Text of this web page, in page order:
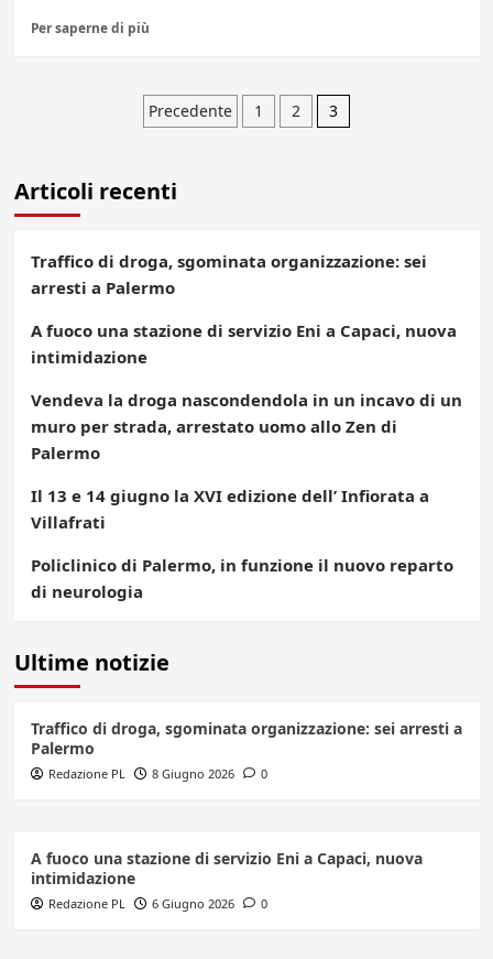
Per saperne di più
Paginazione
articoli
Precedente 1 2 3
Articoli recenti
Traffico di droga, sgominata organizzazione: sei
arresti a Palermo
A fuoco una stazione di servizio Eni a Capaci, nuova
intimidazione
Vendeva la droga nascondendola in un incavo di un
muro per strada, arrestato uomo allo Zen di
Palermo
Il 13 e 14 giugno la XVI edizione dell’ Infiorata a
Villafrati
Policlinico di Palermo, in funzione il nuovo reparto
di neurologia
Ultime notizie
Traffico di droga, sgominata organizzazione: sei arresti a
Palermo
Redazione PL 8 Giugno 2026 0
A fuoco una stazione di servizio Eni a Capaci, nuova
intimidazione
Redazione PL 6 Giugno 2026 0